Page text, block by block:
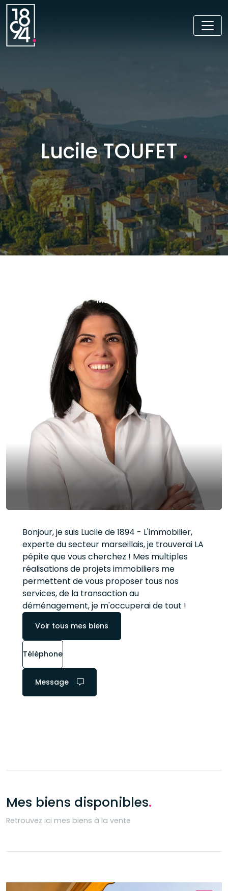
Lucile TOUFET.
Marseille
Bonjour, je suis Lucile de 1894 - L'immobilier,
experte du secteur marseillais, je trouverai LA
pépite que vous cherchez ! Mes multiples
réalisations de projets immobiliers me
permettent de vous proposer tous nos
services, de la transaction au
déménagement, je m'occuperai de tout !
Voir tous mes biens
Téléphone
Message
Mes biens disponibles.
Retrouvez ici mes biens à la vente